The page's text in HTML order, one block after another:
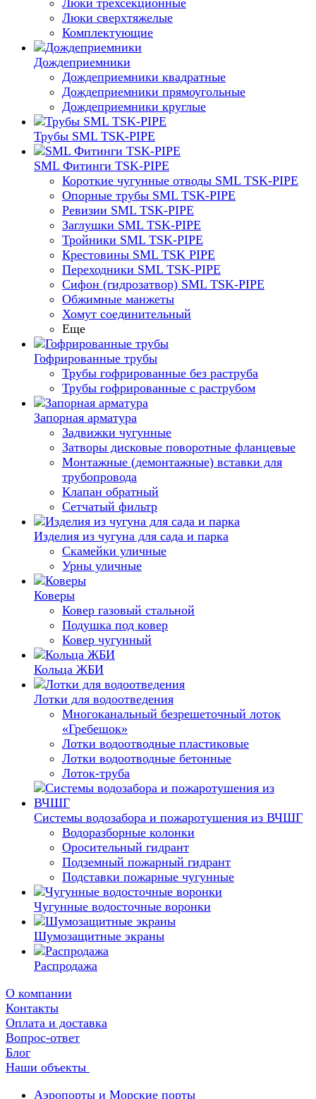
Люки трехсекционные
Люки сверхтяжелые
Комплектующие
Дождеприемники
Дождеприемники квадратные
Дождеприемники прямоугольные
Дождеприемники круглые
Трубы SML TSK-PIPE
SML Фитинги TSK-PIPE
Короткие чугунные отводы SML TSK-PIPE
Опорные трубы SML TSK-PIPE
Ревизии SML TSK-PIPE
Заглушки SML TSK-PIPE
Тройники SML TSK-PIPE
Крестовины SML TSK PIPE
Переходники SML TSK-PIPE
Сифон (гидрозатвор) SML TSK-PIPE
Обжимные манжеты
Хомут соединительный
Еще
Гофрированные трубы
Трубы гофрированные без раструба
Трубы гофрированные с раструбом
Запорная арматура
Задвижки чугунные
Затворы дисковые поворотные фланцевые
Монтажные (демонтажные) вставки для
трубопровода
Клапан обратный
Сетчатый фильтр
Изделия из чугуна для сада и парка
Скамейки уличные
Урны уличные
Коверы
Ковер газовый стальной
Подушка под ковер
Ковер чугунный
Кольца ЖБИ
Лотки для водоотведения
Многоканальный безрешеточный лоток
«Гребешок»
Лотки водоотводные пластиковые
Лотки водоотводные бетонные
Лоток-труба
Системы водозабора и пожаротушения из ВЧШГ
Водоразборные колонки
Оросительный гидрант
Подземный пожарный гидрант
Подставки пожарные чугунные
Чугунные водосточные воронки
Шумозащитные экраны
Распродажа
О компании
Контакты
Оплата и доставка
Вопрос-ответ
Блог
Наши объекты
Аэропорты и Морские порты